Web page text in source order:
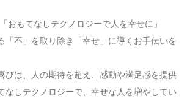
もてなしテクノロジーで人を幸せに」
「不」を取り除き「幸せ」に導くお手伝いを
びは、人の期待を超え、感動や満足感を提供
なしテクノロジーで、幸せな人を増やしてい